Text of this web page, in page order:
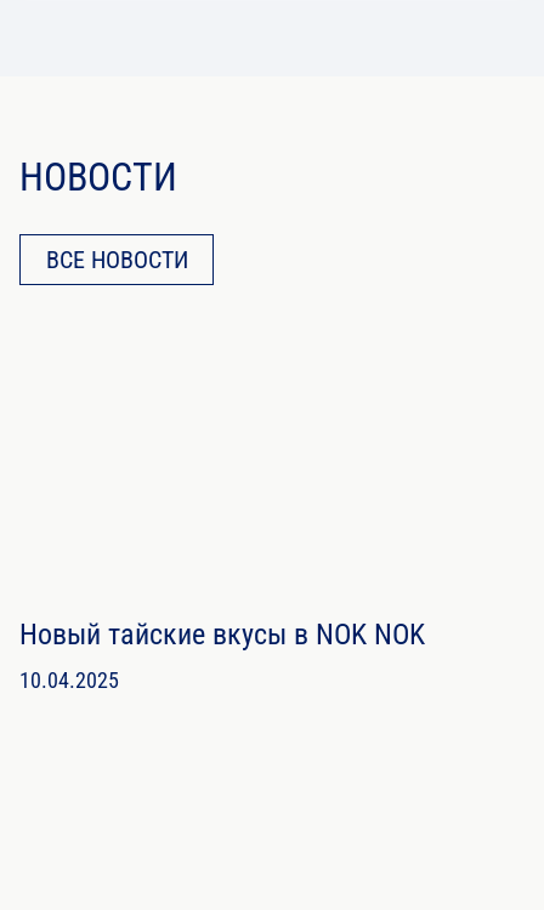
НОВОСТИ
ВСЕ НОВОСТИ
Новый тайские вкусы в NOK NOK
10.04.2025